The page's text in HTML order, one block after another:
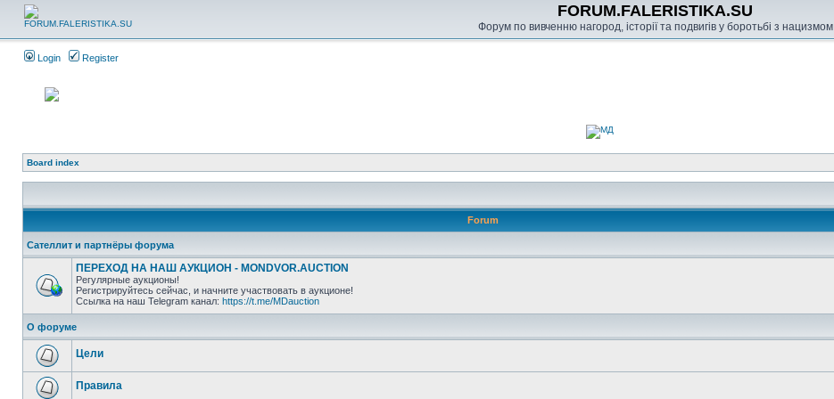
FORUM.FALERISTIKA.SU
Форум по вивченню нагород, історії та подвигів у боротьбі з нацизмом
Login Register
Board index
Forum
Сателлит и партнёры форума
ПЕРЕХОД НА НАШ АУКЦИОН - MONDVOR.AUCTION
Регулярные аукционы!
Регистрируйтесь сейчас, и начните участвовать в аукционе!
Ссылка на наш Telegram канал: https://t.me/MDauction
О форуме
Цели
Правила